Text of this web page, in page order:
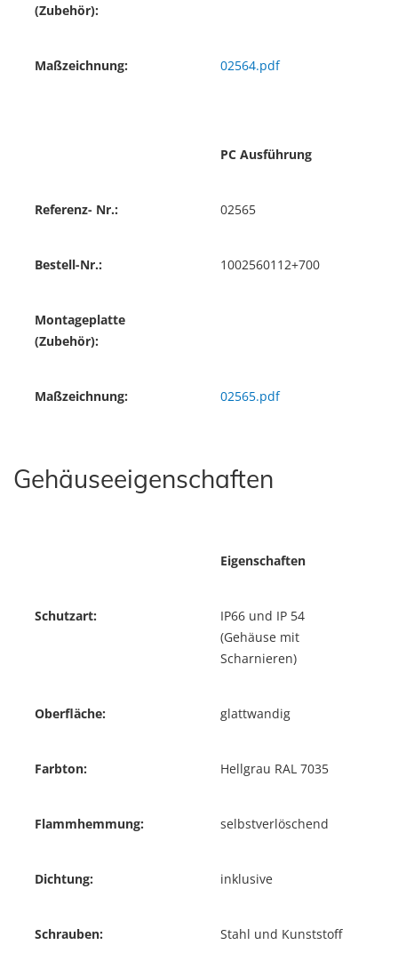
(Zubehör):
Maßzeichnung: 02564.pdf
PC Ausführung
Referenz- Nr.: 02565
Bestell-Nr.: 1002560112+700
Montageplatte
(Zubehör):
Maßzeichnung: 02565.pdf
Gehäuseeigenschaften
Eigenschaften
Schutzart:
IP66 und IP 54
(Gehäuse mit
Scharnieren)
Oberfläche: glattwandig
Farbton: Hellgrau RAL 7035
Flammhemmung: selbstverlöschend
Dichtung: inklusive
Schrauben: Stahl und Kunststoff